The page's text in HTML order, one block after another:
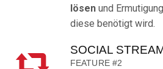
lösen und
diese benötigt wird.
SOCIAL
FEATURE #2